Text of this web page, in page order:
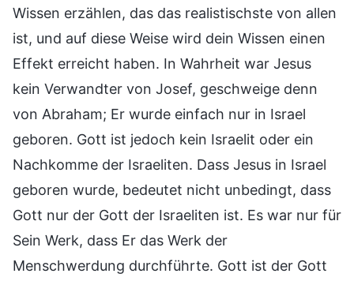
Wissen erzählen, das das realistischste von allen
ist, und auf diese Weise wird dein Wissen einen
Effekt erreicht haben. In Wahrheit war Jesus
kein Verwandter von Josef, geschweige denn
von Abraham; Er wurde einfach nur in Israel
geboren. Gott ist jedoch kein Israelit oder ein
Nachkomme der Israeliten. Dass Jesus in Israel
geboren wurde, bedeutet nicht unbedingt, dass
Gott nur der Gott der Israeliten ist. Es war nur für
Sein Werk, dass Er das Werk der
Menschwerdung durchführte. Gott ist der Gott